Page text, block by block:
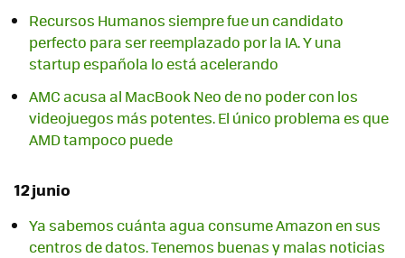
Recursos Humanos siempre fue un candidato
perfecto para ser reemplazado por la IA. Y una
startup española lo está acelerando
AMC acusa al MacBook Neo de no poder con los
videojuegos más potentes. El único problema es que
AMD tampoco puede
12 junio
Ya sabemos cuánta agua consume Amazon en sus
centros de datos. Tenemos buenas y malas noticias